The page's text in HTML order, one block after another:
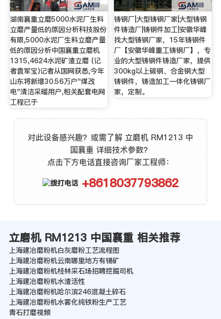
湖南襄重立磨5000水泥厂生料
立磨产量低的原因分析科技股份
有限,5000水泥厂生料立磨产量
低的原因分析中国襄重立磨机
1315,4624水泥矿渣立磨 (记
者袁军宝)记者从国网获悉,今年
山东将新增30.56万户"煤改
电"清洁采暖用户,相关配套电网
工程已于
铸钢厂|大型铸钢厂家|大型铸钢
件铸造厂|铸钢件加工|安徽华峰
找大型铸钢厂家，15年铸钢件
厂【安徽华峰重工铸钢厂】，专
业的大型铸钢件铸造厂家，提供
300kg以上碳钢、合金钢大型
铸钢件，铸造加工一体化铸钢厂
家，定制。
对此设备感兴趣？或需了解 立磨机 RM1213 中
国襄重 详细技术参数？
点击下方电话直接咨询厂家工程师：
+8618037793862
立磨机 RM1213 中国襄重 相关推荐
上海建冶磨粉机白灰磨粉工艺流程图
上海建冶磨粉机云南哪里地方有锡矿
上海建冶磨粉机桂林采石场招聘挖掘司机
上海建冶磨粉机水渣活性
上海建冶磨粉机哈尔滨246混凝土碎石
上海建冶磨粉机水雾化纯铁粉生产工艺
青石打磨视频